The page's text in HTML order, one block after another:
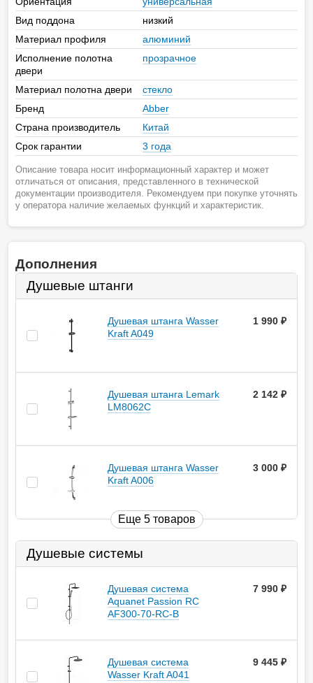
Вид поддона
низкий
Материал профиля
алюминий
Исполнение полотна
двери
прозрачное
Материал полотна двери
стекло
Бренд
Abber
Страна производитель
Китай
Срок гарантии
3 года
Описание товара носит информационный характер и может
отличаться от описания, представленного в технической
документации производителя. Рекомендуем при покупке уточнять
у оператора наличие желаемых функций и характеристик.
Дополнения
Душевые штанги
Душевая штанга Wasser
Kraft A049
1 990
Душевая штанга Lemark
LM8062C
2 142
Душевая штанга Wasser
Kraft A006
3 000
Еще 5 товаров
Душевые системы
Душевая система
Aquanet Passion RC
AF300-70-RC-B
7 990
Душевая система
Wasser Kraft A041
9 445